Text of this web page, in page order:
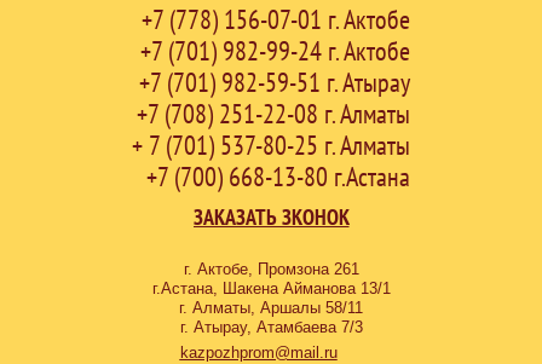
г. Актобе, Промзона 261
г.Астана, Шакена Айманова 13/1
г. Алматы, Аршалы 58/11
г. Атырау, Атамбаева 7/3
kazpozhprom@mail.ru
+7 (778) 156-07-01 г. Актобе
+7 (701) 982-99-24 г. Актобе
+7 (701) 982-59-51 г. Атырау
+7 (708) 251-22-08 г. Алматы
+ 7 (701) 537-80-25 г. Алматы
+7 (700) 668-13-80 г.Астана
ЗАКАЗАТЬ ЗКОНОК